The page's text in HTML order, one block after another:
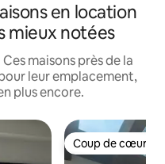
en location
mieux notées
maisons près de la
leur emplacement,
plus encore.
appréciés Coup de cœur
Coup de cœur